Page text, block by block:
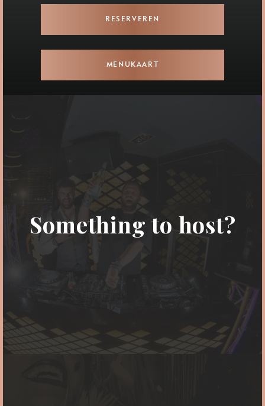
RESERVEREN
MENUKAART
Something to host?